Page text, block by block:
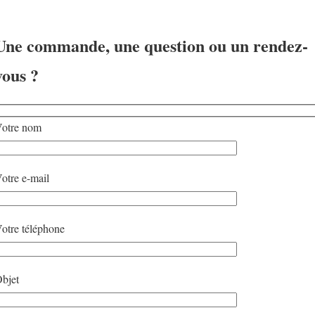
commande, une question ou un rendez-
?
nom
e-mail
téléphone